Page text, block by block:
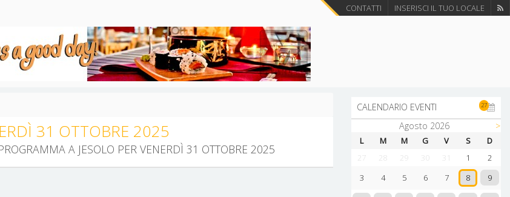
CONTATTI INSERISCI IL TUO LOCALE
31 OTTOBRE 2025
A JESOLO PER VENERDÌ 31 OTTOBRE 2025
CALENDARIO EVENTI 27
Agosto 2026 >
L M M G V S
D
27
28 29 30 31 1
2
3
4 5 6 7 8 9